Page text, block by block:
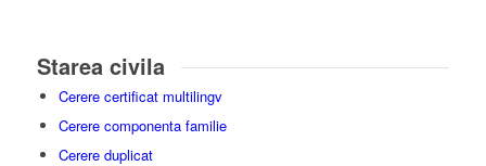
Starea civila
Cerere certificat multilingv
Cerere componenta familie
Cerere duplicat